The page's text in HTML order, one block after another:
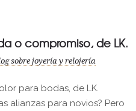
o compromiso, de LK.
sobre joyería y relojería
para bodas, de LK.
alianzas para novios? Pero